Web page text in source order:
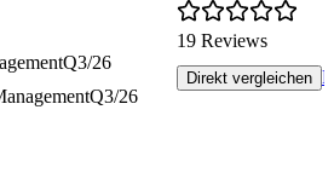
Q3/26
Q3/26
19 Reviews
Direkt vergleichen